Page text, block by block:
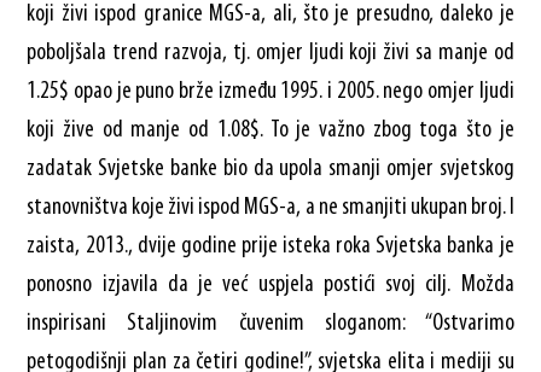
koji živi ispod granice MGS-a, ali, što je presudno, daleko je
poboljšala trend razvoja, tj. omjer ljudi koji živi sa manje od
1.25$ opao je puno brže između 1995. i 2005. nego omjer ljudi
koji žive od manje od 1.08$. To je važno zbog toga što je
zadatak Svjetske banke bio da upola smanji omjer svjetskog
stanovništva koje živi ispod MGS-a, a ne smanjiti ukupan broj. I
zaista, 2013., dvije godine prije isteka roka Svjetska banka je
ponosno izjavila da je već uspjela postići svoj cilj. Možda
inspirisani Staljinovim čuvenim sloganom: “Ostvarimo
petogodišnji plan za četiri godine!”, svjetska elita i mediji su